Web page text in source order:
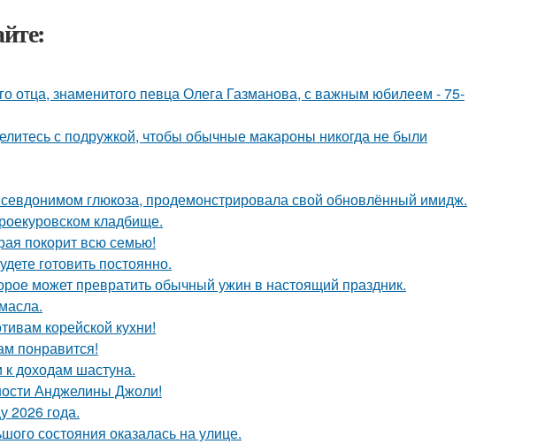
отца, знаменитого певца Олега Газманова, с важным юбилеем - 75-
с подружкой, чтобы обычные макароны никогда не были
глюкоза, продемонстрировала свой обновлённый имидж.
кладбище.
покорит всю семью!
готовить постоянно.
может превратить обычный ужин в настоящий праздник.
корейской кухни!
понравится!
к доходам шастуна.
Анджелины Джоли!
2026 года.
состояния оказалась на улице.